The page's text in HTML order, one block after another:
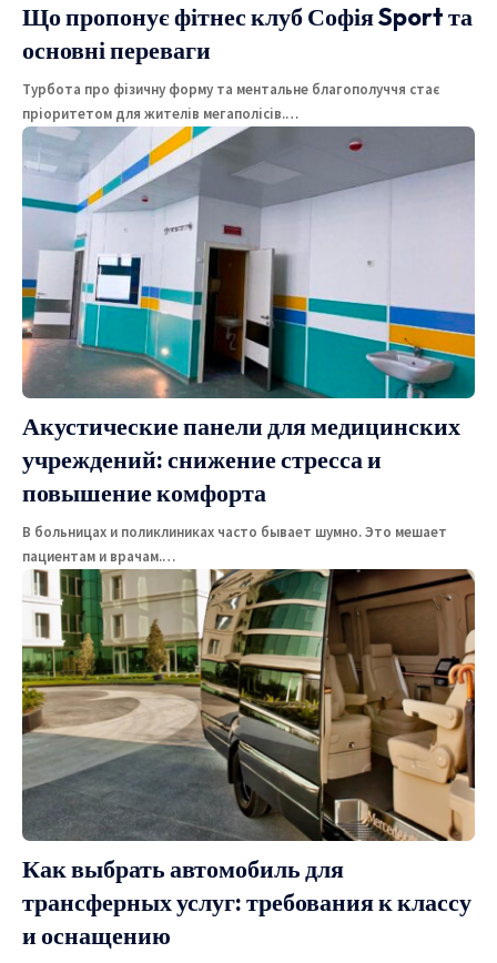
Що пропонує фітнес клуб Софія Sport та
основні переваги
Турбота про фізичну форму та ментальне благополуччя стає
пріоритетом для жителів мегаполісів.…
Акустические панели для медицинских
учреждений: снижение стресса и
повышение комфорта
В больницах и поликлиниках часто бывает шумно. Это мешает
пациентам и врачам.…
Как выбрать автомобиль для
трансферных услуг: требования к классу
и оснащению